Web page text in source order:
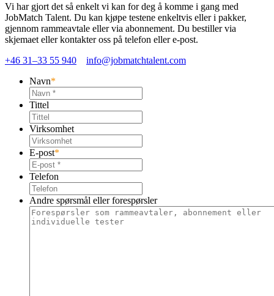
Vi har gjort det så enkelt vi kan for deg å komme i gang med
JobMatch Talent. Du kan kjøpe testene enkeltvis eller i pakker,
gjennom rammeavtale eller via abonnement. Du bestiller via
skjemaet eller kontakter oss på telefon eller e-post.
+46 31–33 55 940
info@jobmatchtalent.com
Navn*
Tittel
Virksomhet
E-post*
Telefon
Andre spørsmål eller forespørsler